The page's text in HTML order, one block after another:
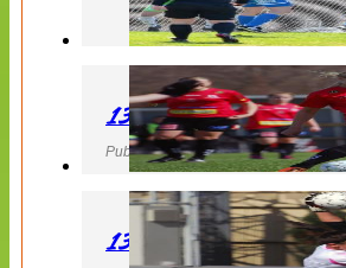
130427 LB 07 – QBIK
Publicerad 27 April 2013, 22:40
130427 IF Limhamn